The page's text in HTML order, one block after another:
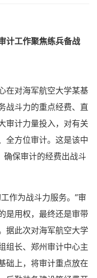
计工作聚焦练兵备战
在对海军航空大学某基
战斗力的重点经费、直
审计力量投入，对有关
全方位审计。这是该中
确保审计的经费出战斗
作为战斗力服务。”审
是用权，最终还是审带
据此次对海军航空大学
组长、郑州审计中心主
础上，将审计重点放在